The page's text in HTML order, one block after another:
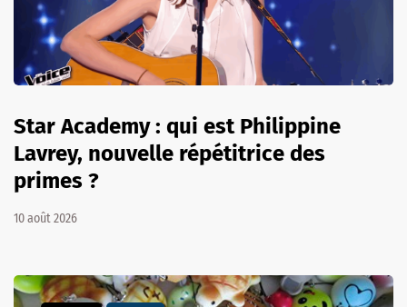
Star Academy : qui est Philippine
Lavrey, nouvelle répétitrice des
primes ?
10 août 2026